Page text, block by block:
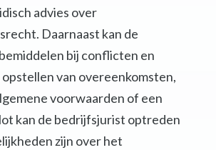
advies over
Daarnaast kan de
bij conflicten en
van overeenkomsten,
voorwaarden of een
kan de bedrijfsjurist optreden
zijn over het